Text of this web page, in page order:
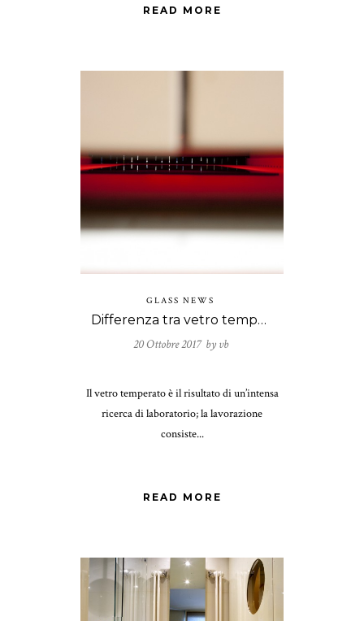
READ MORE
GLASS NEWS
Differenza tra vetro temperato e vetro indurito
20 Ottobre 2017 by vb
Il vetro temperato è il risultato di un’intensa
ricerca di laboratorio; la lavorazione
consiste...
READ MORE